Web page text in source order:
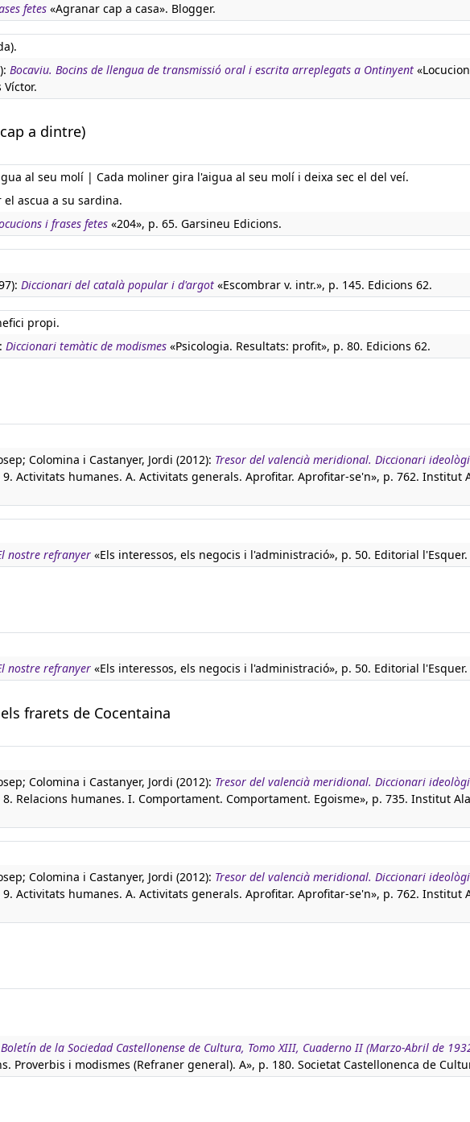
fetes «Agranar cap a casa». Blogger.
Bocaviu. Bocins de llengua de transmissió oral i escrita arreplegats a Ontinyent
a dintre)
al seu molí | Cada moliner gira l'aigua al seu molí i deixa sec el del veí.
ascua a su sardina.
i frases fetes «204», p. 65. Garsineu Edicions.
Diccionari del català popular i d'argot «Escombrar v. intr.», p. 145. Edicions 62.
propi.
Diccionari temàtic de modismes «Psicologia. Resultats: profit», p. 80. Edicions 62.
Colomina i Castanyer, Jordi (2012): Tresor del valencià meridional. Diccionari
Activitats humanes. A. Activitats generals. Aprofitar. Aprofitar-se'n», p. 762. Institut
nostre refranyer «Els interessos, els negocis i l'administració», p. 50. Editorial l'Esquer.
nostre refranyer «Els interessos, els negocis i l'administració», p. 50. Editorial l'Esquer.
frarets de Cocentaina
Colomina i Castanyer, Jordi (2012): Tresor del valencià meridional. Diccionari
Relacions humanes. I. Comportament. Comportament. Egoisme», p. 735. Institut
Colomina i Castanyer, Jordi (2012): Tresor del valencià meridional. Diccionari
Activitats humanes. A. Activitats generals. Aprofitar. Aprofitar-se'n», p. 762. Institut
Boletín de la Sociedad Castellonense de Cultura, Tomo XIII, Cuaderno II (Marzo-Abril de
Proverbis i modismes (Refraner general). A», p. 180. Societat Castellonenca de